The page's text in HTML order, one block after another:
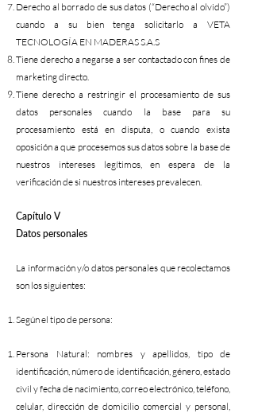
Derecho al borrado de sus datos (“Derecho al olvido”)
cuando a su bien tenga solicitarlo a VETA
TECNOLOGÍA EN MADERAS S.A.S
Tiene derecho a negarse a ser contactado con fines de
marketing directo.
Tiene derecho a restringir el procesamiento de sus
datos personales cuando la base para su
procesamiento está en disputa, o cuando exista
oposición a que procesemos sus datos sobre la base de
nuestros intereses legítimos, en espera de la
verificación de si nuestros intereses prevalecen.
Capítulo V
Datos personales
La información y/o datos personales que recolectamos
son los siguientes:
Según el tipo de persona:
Persona Natural: nombres y apellidos, tipo de
identificación, número de identificación, género, estado
civil y fecha de nacimiento, correo electrónico, teléfono,
celular, dirección de domicilio comercial y personal,